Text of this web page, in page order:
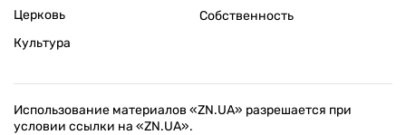
Церковь
Культура
Собственность
Использование материалов «ZN.UA» разрешается при
условии ссылки на «ZN.UA».